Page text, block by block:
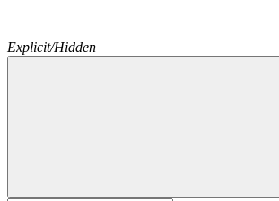
Explicit/Hidden